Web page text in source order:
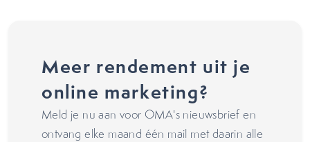
Meer rendement uit je
online marketing?
Meld je nu aan voor OMA's nieuwsbrief en
ontvang elke maand één mail met daarin alle